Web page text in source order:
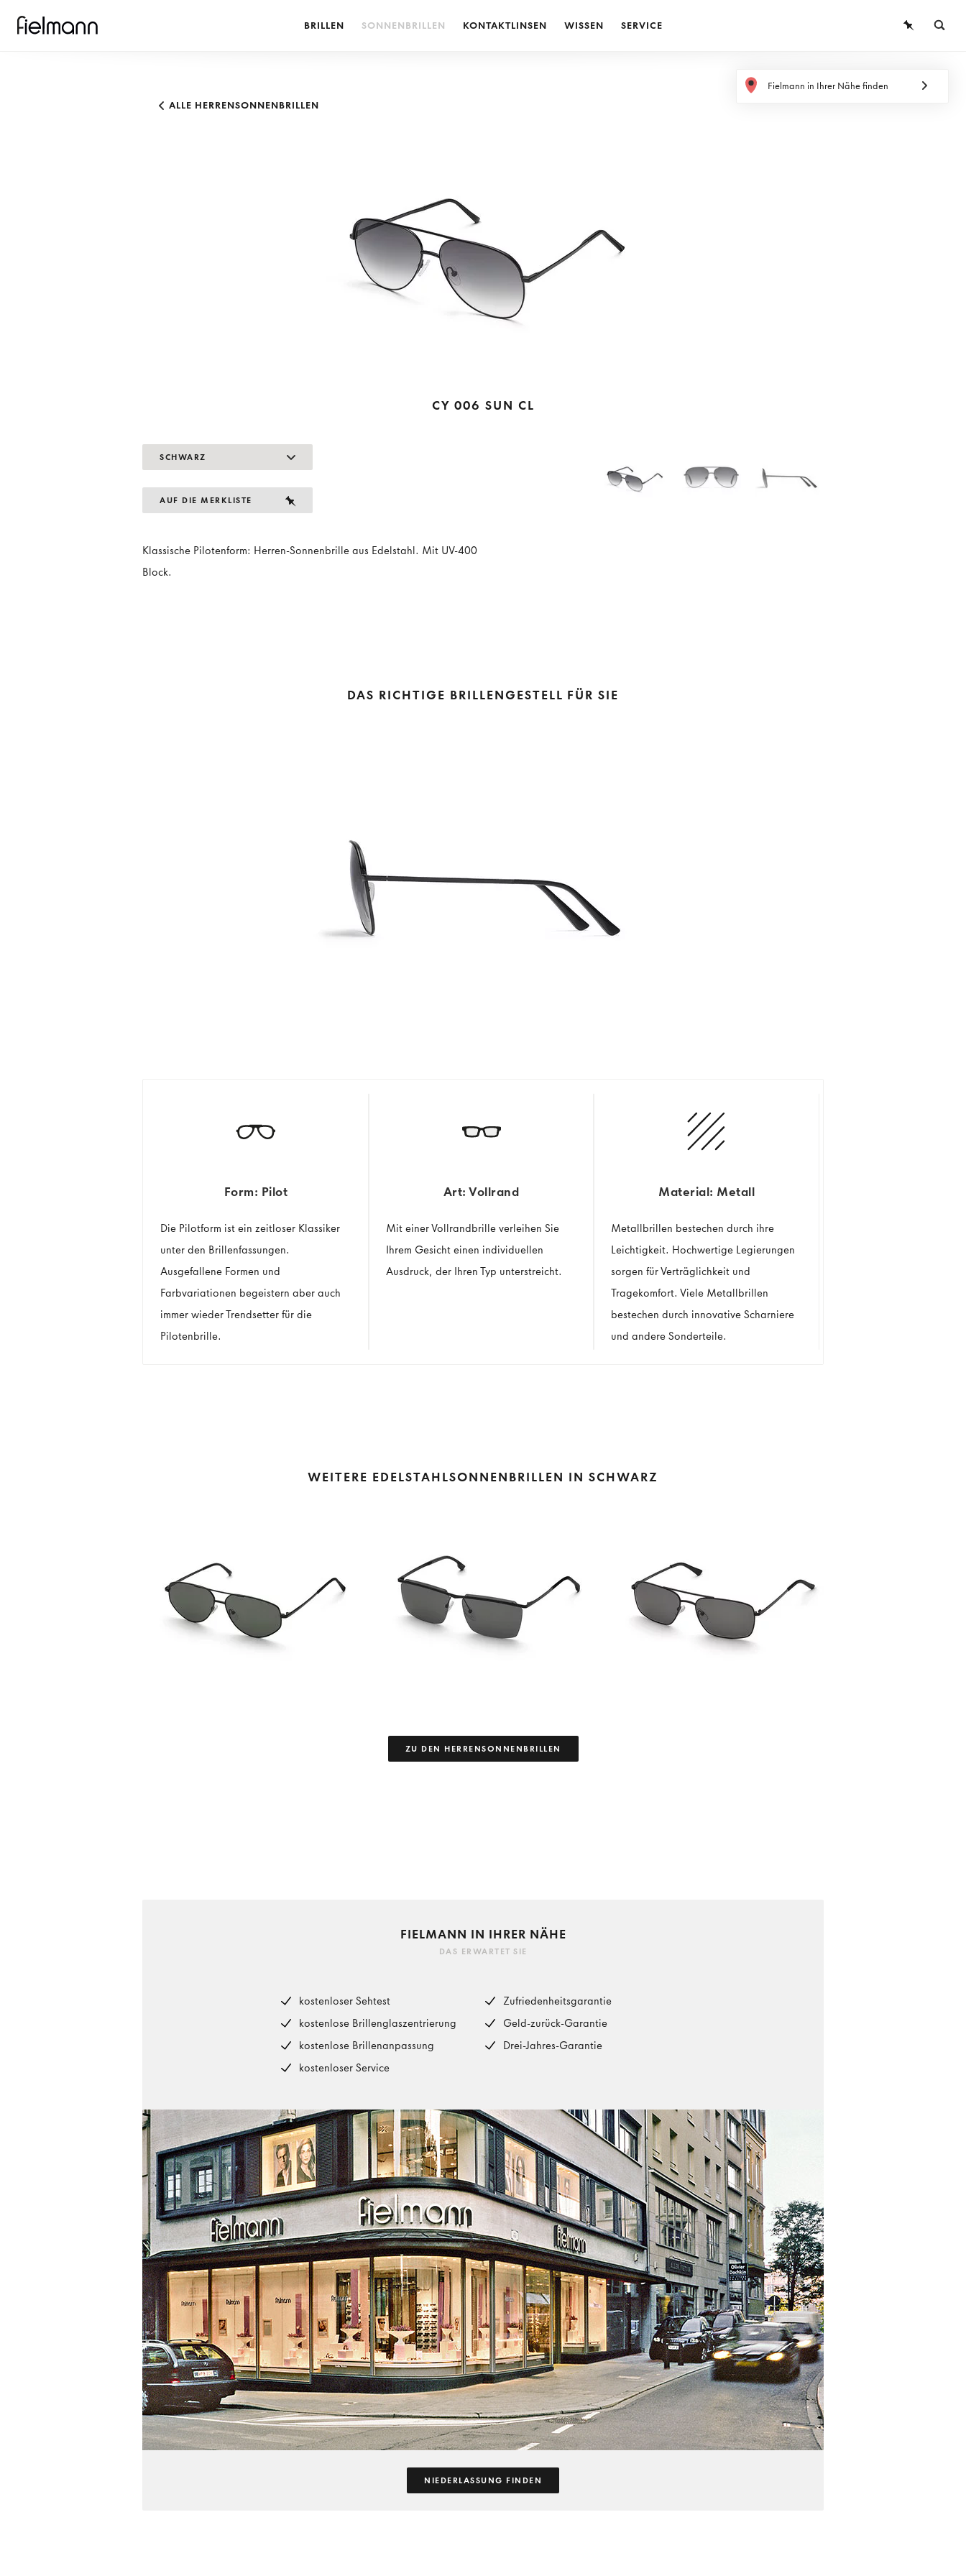
BRILLEN SONNENBRILLEN KONTAKTLINSEN WISSEN SERVICE
Fielmann in Ihrer Nähe finden
ALLE HERRENSONNENBRILLEN
CY 006 SUN CL
SCHWARZ
AUF DIE MERKLISTE
Klassische Pilotenform: Herren-Sonnenbrille aus Edelstahl. Mit UV-400
Block.
DAS RICHTIGE BRILLENGESTELL FÜR SIE
Form: Pilot
Die Pilotform ist ein zeitloser Klassiker
unter den Brillenfassungen.
Ausgefallene Formen und
Farbvariationen begeistern aber auch
immer wieder Trendsetter für die
Pilotenbrille.
Art: Vollrand
Mit einer Vollrandbrille verleihen Sie
Ihrem Gesicht einen individuellen
Ausdruck, der Ihren Typ unterstreicht.
Material: Metall
Metallbrillen bestechen durch ihre
Leichtigkeit. Hochwertige Legierungen
sorgen für Verträglichkeit und
Tragekomfort. Viele Metallbrillen
bestechen durch innovative Scharniere
und andere Sonderteile.
WEITERE EDELSTAHLSONNENBRILLEN IN SCHWARZ
ZU DEN HERRENSONNENBRILLEN
FIELMANN IN IHRER NÄHE
DAS ERWARTET SIE
kostenloser Sehtest
kostenlose Brillenglaszentrierung
kostenlose Brillenanpassung
kostenloser Service
Zufriedenheitsgarantie
Geld-zurück-Garantie
Drei-Jahres-Garantie
NIEDERLASSUNG FINDEN